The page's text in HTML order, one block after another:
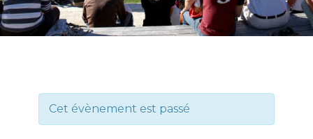
Cet évènement est passé